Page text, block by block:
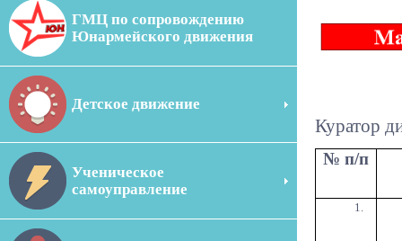
ГМЦ по сопровождению
Юнармейского движения
Детское движение
Ученическое
самоуправление
Куратор
№ п/п